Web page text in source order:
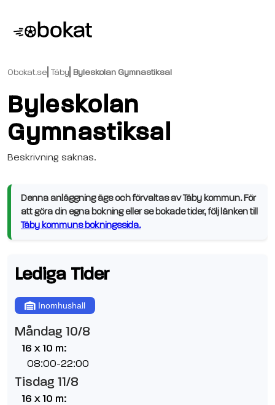
Obokat.se Täby Byleskolan Gymnastiksal
Byleskolan
Gymnastiksal
Beskrivning saknas.
Denna anläggning ägs och förvaltas av Täby kommun. För
att göra din egna bokning eller se bokade tider, följ länken till
Täby kommuns bokningssida.
Lediga Tider
Inomhushall
Måndag 10/8
16 x 10 m:
08:00-22:00
Tisdag 11/8
16 x 10 m: